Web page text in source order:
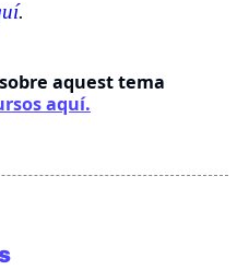
.
aquest tema
aquí.